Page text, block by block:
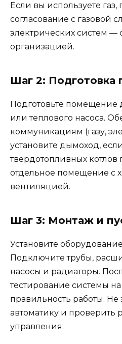
Если вы используете газ,
согласование с газовой
электрических систем
организацией.
Шаг 2: Подготовка
Подготовьте помещение
или теплового насоса.
коммуникациям (газу,
установите дымоход,
твёрдотопливных котлов
отдельное помещение с
вентиляцией.
Шаг 3: Монтаж и
Установите
Подключите трубы,
насосы и радиаторы.
тестирование системы
правильность работы. Не
автоматику и проверить
управления.